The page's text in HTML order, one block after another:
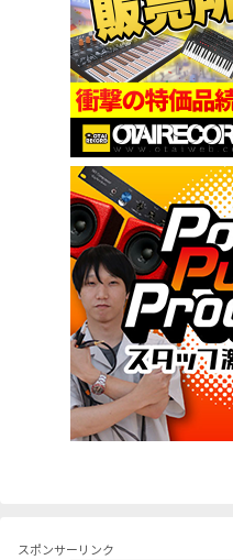
スポンサーリンク